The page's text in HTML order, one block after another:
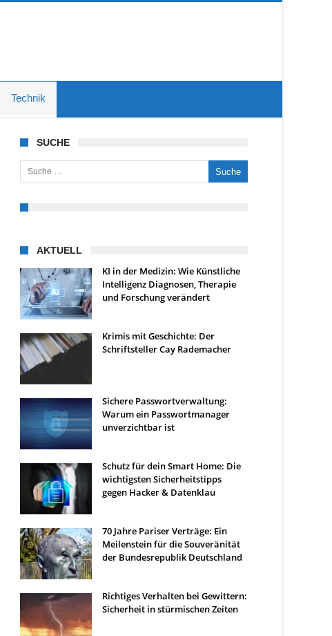
Technik
SUCHE
Suche nach:
AKTUELL
KI in der Medizin: Wie Künstliche
Intelligenz Diagnosen, Therapie
und Forschung verändert
Krimis mit Geschichte: Der
Schriftsteller Cay Rademacher
Sichere Passwortverwaltung:
Warum ein Passwortmanager
unverzichtbar ist
Schutz für dein Smart Home: Die
wichtigsten Sicherheitstipps
gegen Hacker & Datenklau
70 Jahre Pariser Verträge: Ein
Meilenstein für die Souveränität
der Bundesrepublik Deutschland
Richtiges Verhalten bei Gewittern:
Sicherheit in stürmischen Zeiten